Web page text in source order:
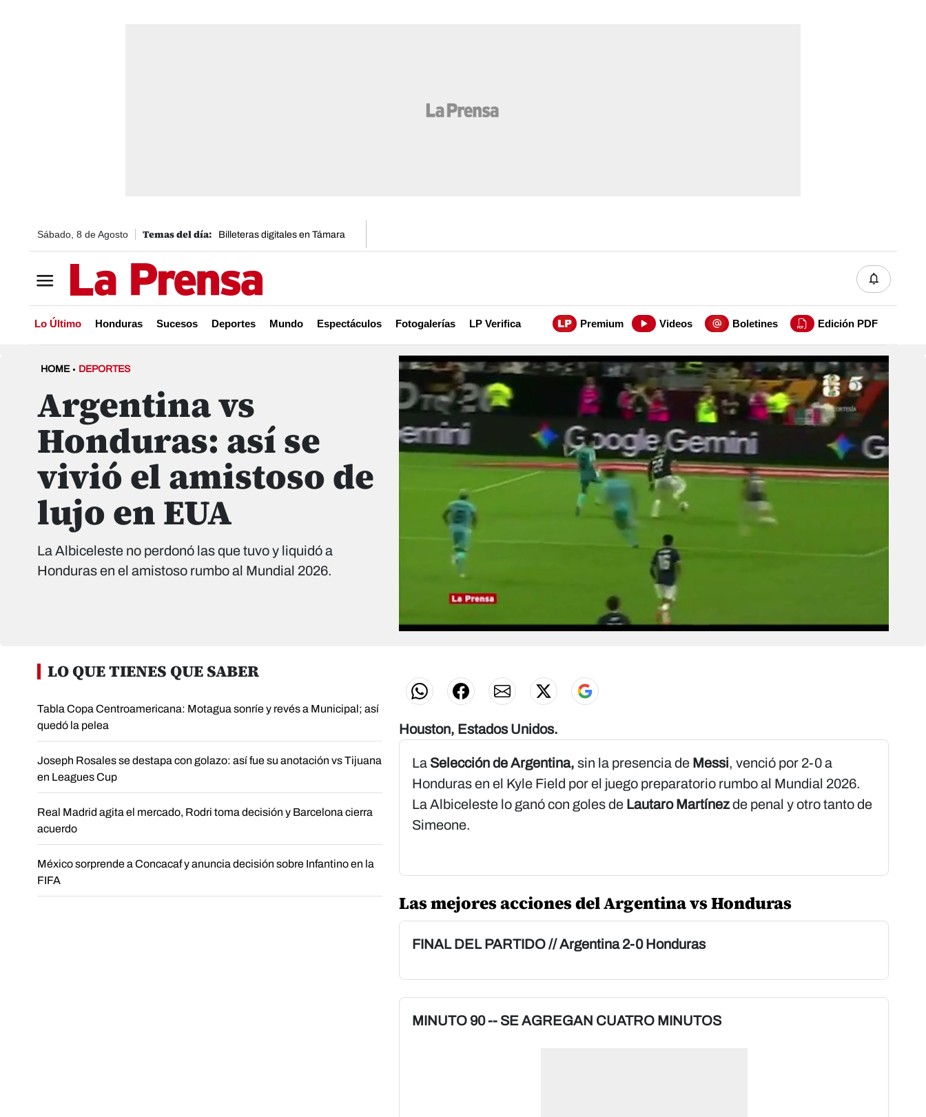
Sábado, 8 de Agosto Billeteras digitales en Támara
Lo Último Honduras Sucesos Deportes Mundo Espectáculos Fotogalerías LP Verifica Premium Videos Boletines Edición PDF
HOME DEPORTES
Argentina vs
Honduras: así se
vivió el amistoso de
lujo en EUA
La Albiceleste no perdonó las que tuvo y liquidó a
Honduras en el amistoso rumbo al Mundial 2026.
o
f
0
m
0
%
LO QUE TIENES QUE SABER
Tabla Copa Centroamericana: Motagua sonríe y revés a Municipal; así
quedó la pelea
Joseph Rosales se destapa con golazo: así fue su anotación vs Tijuana
en Leagues Cup
Real Madrid agita el mercado, Rodri toma decisión y Barcelona cierra
acuerdo
México sorprende a Concacaf y anuncia decisión sobre Infantino en la
FIFA
Houston, Estados Unidos.
La Selección de Argentina, sin la presencia de Messi, venció por 2-0 a
Honduras en el Kyle Field por el juego preparatorio rumbo al Mundial 2026.
La Albiceleste lo ganó con goles de Lautaro Martínezde penal y otro tanto de
Simeone.
Las mejores acciones del Argentina vs Honduras
FINAL DEL PARTIDO // Argentina 2-0 Honduras
MINUTO 90 -- SE AGREGAN CUATRO MINUTOS